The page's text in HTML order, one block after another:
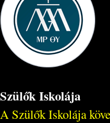
Szülők Iskolája
A Szülők Iskolája